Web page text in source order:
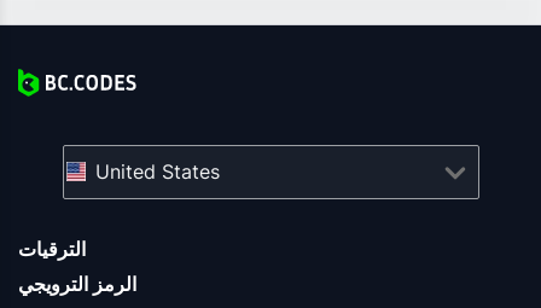
الترقيات
الرمز الترويجي
United States